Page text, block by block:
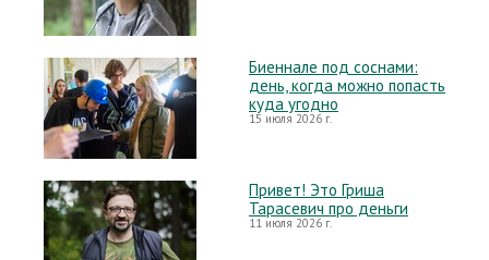
Биеннале под соснами:
день, когда можно попасть
куда угодно
15 июля 2026 г.
Привет! Это Гриша
Тарасевич про деньги
11 июля 2026 г.